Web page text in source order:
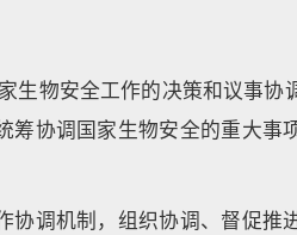
生物安全工作的决策和议事协
筹协调国家生物安全的重大事
协调机制，组织协调、督促推